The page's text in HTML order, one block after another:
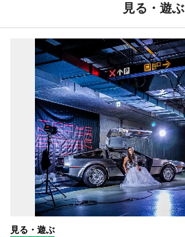
見る・遊ぶ
見る・遊ぶ